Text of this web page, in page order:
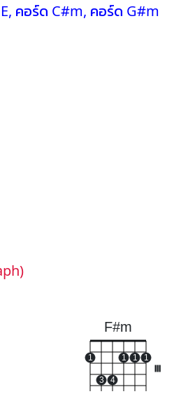
, คอร์ด C#m, คอร์ด G#m
F#m
1
3 4
1 1 1